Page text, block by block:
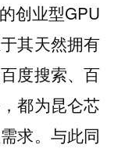
创业型GPU
其天然拥有
度搜索、百
都为昆仑芯
求。与此同